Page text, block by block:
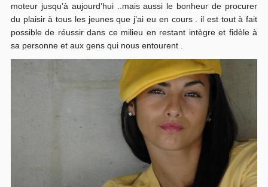
moteur jusqu’à aujourd’hui ..mais aussi le bonheur de procurer
du plaisir à tous les jeunes que j’ai eu en cours . il est tout à fait
possible de réussir dans ce milieu en restant intègre et fidèle à
sa personne et aux gens qui nous entourent .